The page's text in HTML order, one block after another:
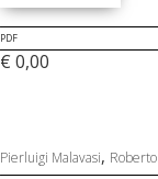
PDF
€ 0,00
Pierluigi Malavasi,